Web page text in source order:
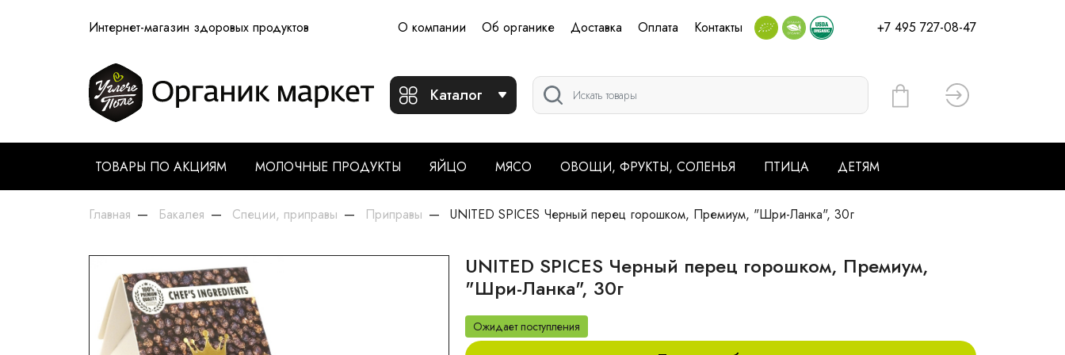
Интернет-магазин здоровых продуктов О компании Об органике Доставка Оплата Контакты +7 495 727-08-47
Каталог Вход
ТОВАРЫ ПО АКЦИЯМ МОЛОЧНЫЕ ПРОДУКТЫ ЯЙЦО МЯСО ОВОЩИ, ФРУКТЫ, СОЛЕНЬЯ ПТИЦА ДЕТЯМ
Главная Бакалея Специи, приправы Приправы UNITED SPICES Черный перец горошком, Премиум, "Шри-Ланка", 30г
UNITED SPICES Черный перец горошком, Премиум,
"Шри-Ланка", 30г
Ожидает поступления